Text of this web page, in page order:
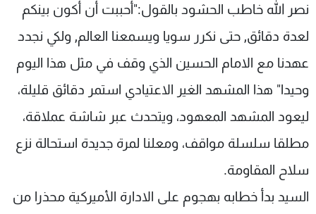
نصر الله خاطب الحشود بالقول:"أحببت أن أكون بينكم
لعدة دقائق, حتى نكرر سويا ويسمعنا العالم, ولكي نجدد
عهدنا مع الامام الحسين الذي وقف في مثل هذا اليوم
وحيدا" هذا المشهد الغير الاعتيادي استمر دقائق قليلة،
ليعود المشهد المعهود، ويتحدث عبر شاشة عملاقة،
مطلقا سلسلة مواقف، ومعلنا لمرة جديدة استحالة نزع
سلاح المقاومة.
السيد بدأ خطابه بهجوم على الادارة الأميركية محذرا من